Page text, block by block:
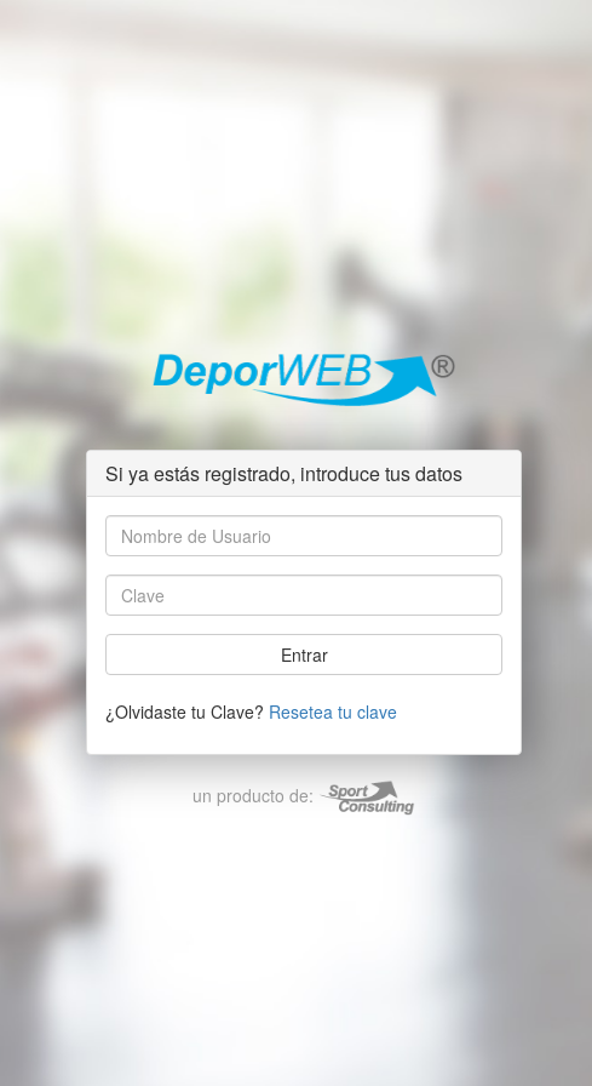
Si ya estás registrado, introduce tus datos
¿Olvidaste tu Clave? Resetea tu clave
un producto de: